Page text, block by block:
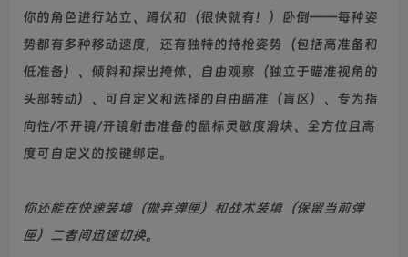
你的角色进行站立、蹲伏和（很快就有！）卧倒——每种姿
势都有多种移动速度，还有独特的持枪姿势（包括高准备和
低准备）、倾斜和探出掩体、自由观察（独立于瞄准视角的
头部转动）、可自定义和选择的自由瞄准（盲区）、专为指
向性/不开镜/开镜射击准备的鼠标灵敏度滑块、全方位且高
度可自定义的按键绑定。
你还能在快速装填（抛弃弹匣）和战术装填（保留当前弹
匣）二者间迅速切换。